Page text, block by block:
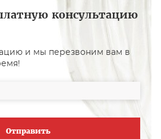
консультацию
и мы перезвоним вам в
Отправить